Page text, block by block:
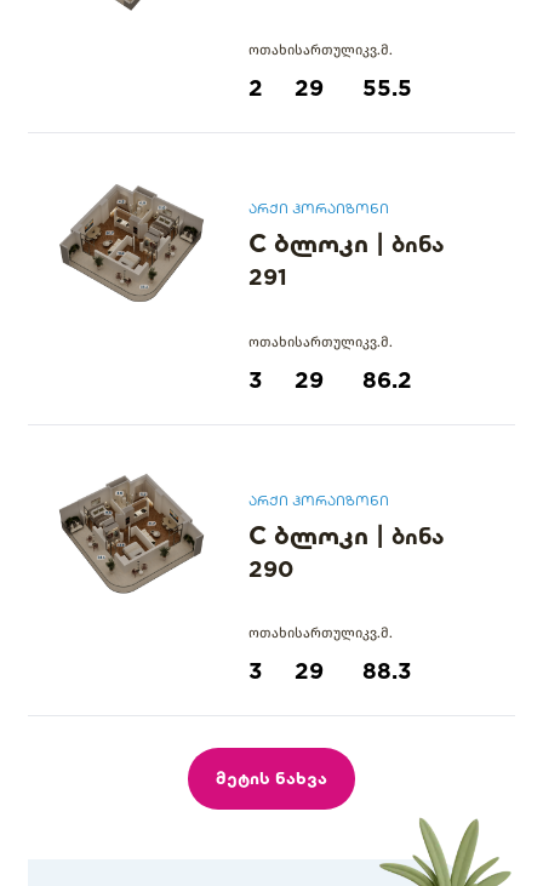
ოთახი
2
სართული
29
კვ.მ.
55.5
არქი ჰორაიზონი
C ბლოკი | ბინა
291
ოთახი
3
სართული
29
კვ.მ.
86.2
არქი ჰორაიზონი
C ბლოკი | ბინა
290
ოთახი
3
სართული
29
კვ.მ.
88.3
მეტის ნახვა